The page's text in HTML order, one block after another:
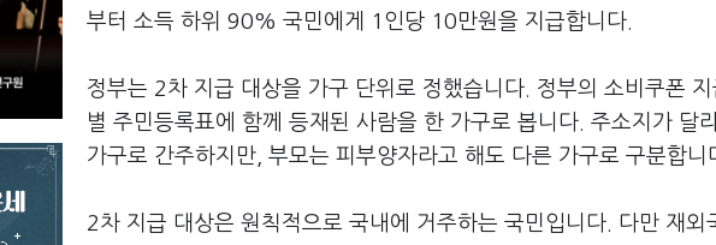
부터 소득 하위 90% 국민에게 1인당 10만원을 지급합니다.
정부는 2차 지급 대상을 가구 단위로 정했습니다. 정부의 소비쿠폰
별 주민등록표에 함께 등재된 사람을 한 가구로 봅니다. 주소지가 달
가구로 간주하지만, 부모는 피부양자라고 해도 다른 가구로 구분합니
2차 지급 대상은 원칙적으로 국내에 거주하는 국민입니다. 다만 재